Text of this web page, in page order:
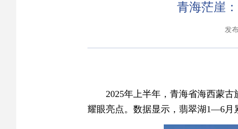
青海茫崖
发
2025年上半年，青海省海西蒙
耀眼亮点。数据显示，翡翠湖1—6月